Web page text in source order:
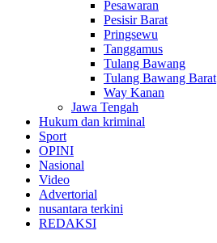
Pesawaran
Pesisir Barat
Pringsewu
Tanggamus
Tulang Bawang
Tulang Bawang Barat
Way Kanan
Jawa Tengah
Hukum dan kriminal
Sport
OPINI
Nasional
Video
Advertorial
nusantara terkini
REDAKSI